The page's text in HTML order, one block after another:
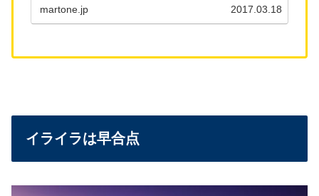
り、心の安らぎは水より安く手に入ります。
martone.jp 2017.03.18
イライラは早合点